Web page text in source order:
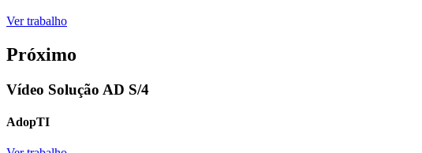
Ver trabalho
Próximo
Vídeo Solução AD S/4
AdopTI